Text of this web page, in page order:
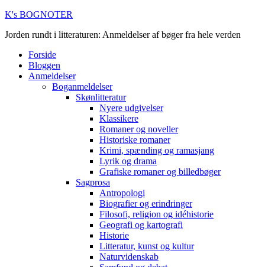
K's BOGNOTER
Jorden rundt i litteraturen: Anmeldelser af bøger fra hele verden
Forside
Bloggen
Anmeldelser
Boganmeldelser
Skønlitteratur
Nyere udgivelser
Klassikere
Romaner og noveller
Historiske romaner
Krimi, spænding og ramasjang
Lyrik og drama
Grafiske romaner og billedbøger
Sagprosa
Antropologi
Biografier og erindringer
Filosofi, religion og idéhistorie
Geografi og kartografi
Historie
Litteratur, kunst og kultur
Naturvidenskab